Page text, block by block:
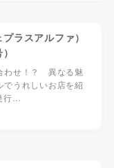
ラスアルファ）
わせ！？ 異なる魅
でうれしいお店を紹
…